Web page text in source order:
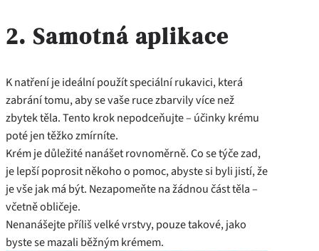
2. Samotná aplikace
K natření je ideální použít speciální rukavici, která
zabrání tomu, aby se vaše ruce zbarvily více než
zbytek těla. Tento krok nepodceňujte – účinky krému
poté jen těžko zmírníte.
Krém je důležité nanášet rovnoměrně. Co se týče zad,
je lepší poprosit někoho o pomoc, abyste si byli jistí, že
je vše jak má být. Nezapomeňte na žádnou část těla –
včetně obličeje.
Nenanášejte příliš velké vrstvy, pouze takové, jako
byste se mazali běžným krémem.